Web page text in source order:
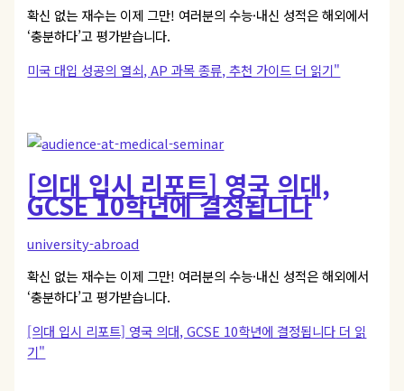
확신 없는 재수는 이제 그만! 여러분의 수능·내신 성적은 해외에서
‘충분하다’고 평가받습니다.
미국 대입 성공의 열쇠, AP 과목 종류, 추천 가이드 더 읽기"
[의대 입시 리포트] 영국 의대,
GCSE 10학년에 결정됩니다
university-abroad
확신 없는 재수는 이제 그만! 여러분의 수능·내신 성적은 해외에서
‘충분하다’고 평가받습니다.
[의대 입시 리포트] 영국 의대, GCSE 10학년에 결정됩니다 더 읽
기"